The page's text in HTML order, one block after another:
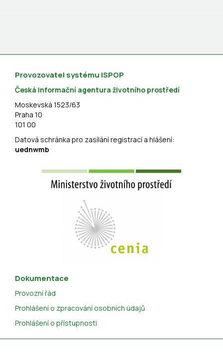
Provozovatel systému ISPOP
Česká informační agentura životního prostředí
Moskevská 1523/63
Praha 10
101 00
Datová schránka pro zasílání registrací a hlášení:
uednwmb
Dokumentace
Provozní řád
Prohlášení o zpracování osobních údajů
Prohlášení o přístupnosti